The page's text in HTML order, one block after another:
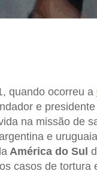
quando ocorreu a
e
na missão de
e
América do Sul
casos de tortura